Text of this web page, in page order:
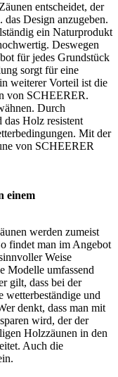
entscheidet, der
Design anzugeben.
ein Naturprodukt
Deswegen
für jedes Grundstück
sorgt für eine
weiterer Vorteil ist die
von SCHEERER.
Durch
Holz resistent
Mit der
von SCHEERER
einem
werden zumeist
findet man im Angebot
Weise
Modelle umfassend
gilt, dass bei der
wetterbeständige und
denkt, dass man mit
wird, der der
Holzzäunen in den
Auch die